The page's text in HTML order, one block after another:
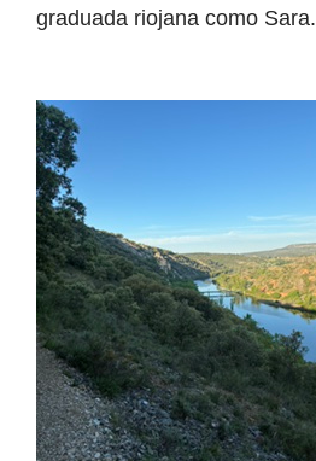
graduada riojana como Sara.